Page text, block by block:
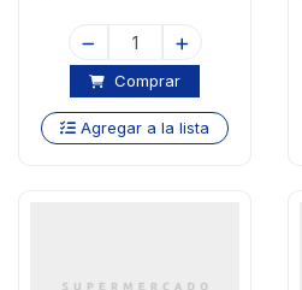
Comprar
Agregar a la lista